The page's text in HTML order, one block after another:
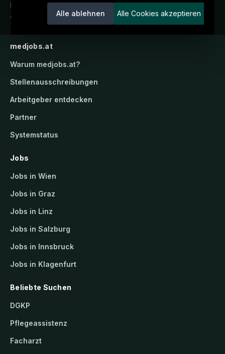
Alle ablehnen Alle Cookies akzeptieren
Karriereportal.Ein Service der
candidatis GmbH.
medjobs.at
Warum medjobs.at?
Stellenausschreibungen
Arbeitgeber entdecken
Partner
Systemstatus
Jobs
Jobs in Wien
Jobs in Graz
Jobs in Linz
Jobs in Salzburg
Jobs in Innsbruck
Jobs in Klagenfurt
Beliebte Suchen
DGKP
Pflegeassistenz
Facharzt